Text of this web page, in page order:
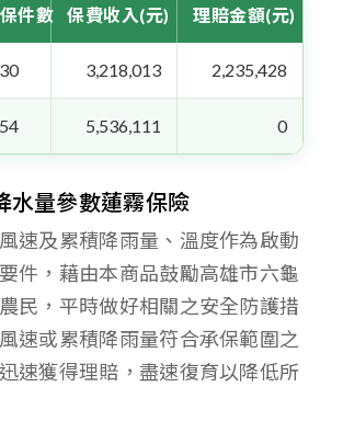
件數 保費收入(元) 理賠金額(元)
30 3,218,013 2,235,428
54 5,536,111 0
水量參數蓮霧保險
速及累積降雨量、溫度作為啟動
件，藉由本商品鼓勵高雄市六龜
民，平時做好相關之安全防護措
速或累積降雨量符合承保範圍之
速獲得理賠，盡速復育以降低所